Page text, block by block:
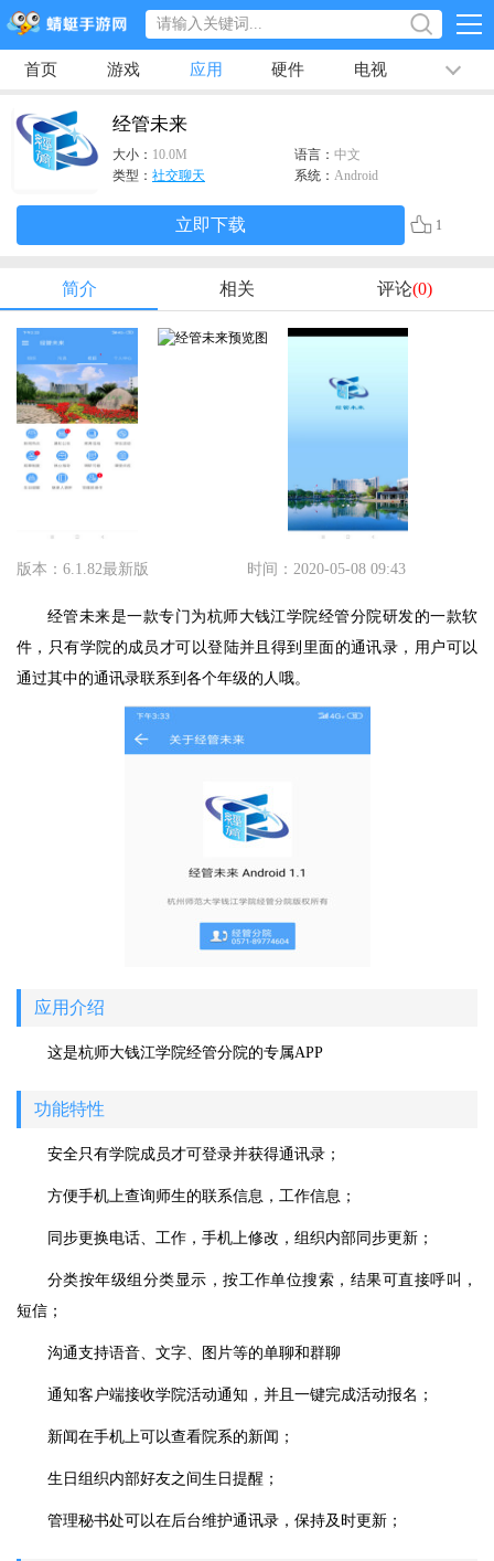
首页 游戏 应用 硬件 电视 排行榜
经管未来
大小： 10.0M 语言： 中文
类型： 社交聊天 系统： Android
立即下载 1
简介 相关 评论(0)
版本：6.1.82最新版 时间：2020-05-08 09:43
经管未来是一款专门为杭师大钱江学院经管分院研发的一款软
件，只有学院的成员才可以登陆并且得到里面的通讯录，用户可以
通过其中的通讯录联系到各个年级的人哦。
应用介绍
这是杭师大钱江学院经管分院的专属APP
功能特性
安全只有学院成员才可登录并获得通讯录；
方便手机上查询师生的联系信息，工作信息；
同步更换电话、工作，手机上修改，组织内部同步更新；
分类按年级组分类显示，按工作单位搜索，结果可直接呼叫，
短信；
沟通支持语音、文字、图片等的单聊和群聊
通知客户端接收学院活动通知，并且一键完成活动报名；
新闻在手机上可以查看院系的新闻；
生日组织内部好友之间生日提醒；
管理秘书处可以在后台维护通讯录，保持及时更新；